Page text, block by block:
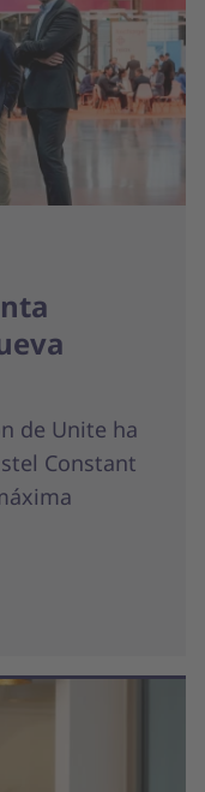
de Unite ha
Constant